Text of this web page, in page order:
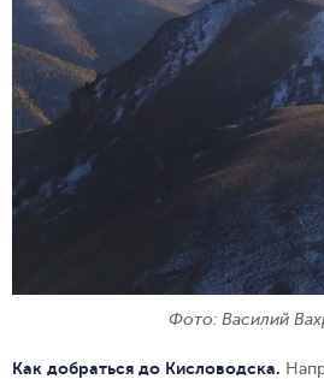
Фото: Василий
Как добраться до Кисловодска.